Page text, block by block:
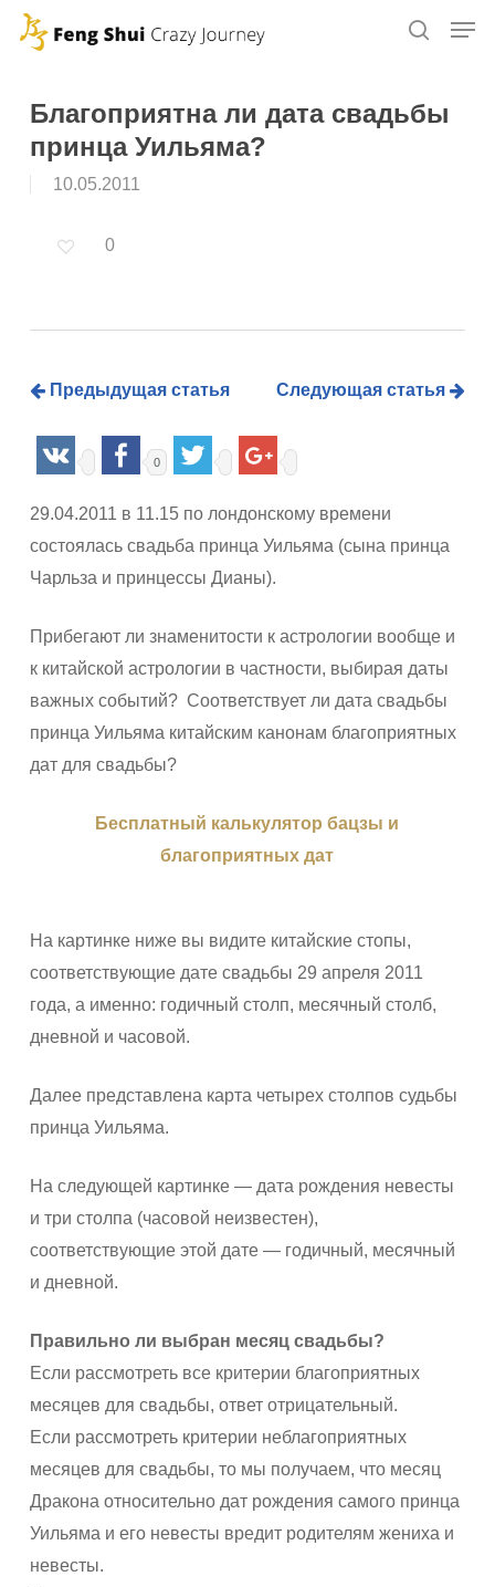
Skip
contentБлагоприятна ли дата свадьбы
принца Уильяма?
10.05.2011
0
Предыдущая статья Следующая статья
0
29.04.2011 в 11.15 по лондонскому времени
состоялась свадьба принца Уильяма (сына принца
Чарльза и принцессы Дианы).
Прибегают ли знаменитости к астрологии вообще и
к китайской астрологии в частности, выбирая даты
важных событий? Соответствует ли дата свадьбы
принца Уильяма китайским канонам благоприятных
дат для свадьбы?
Бесплатный калькулятор бацзы и
благоприятных дат
На картинке ниже вы видите китайские стопы,
соответствующие дате свадьбы 29 апреля 2011
года, а именно: годичный столп, месячный столб,
дневной и часовой.
Далее представлена карта четырех столпов судьбы
принца Уильяма.
На следующей картинке — дата рождения невесты
и три столпа (часовой неизвестен),
соответствующие этой дате — годичный, месячный
и дневной.
Правильно ли выбран месяц свадьбы?
Если рассмотреть все критерии благоприятных
месяцев для свадьбы, ответ отрицательный.
Если рассмотреть критерии неблагоприятных
месяцев для свадьбы, то мы получаем, что месяц
Дракона относительно дат рождения самого принца
Уильяма и его невесты вредит родителям жениха и
невесты.